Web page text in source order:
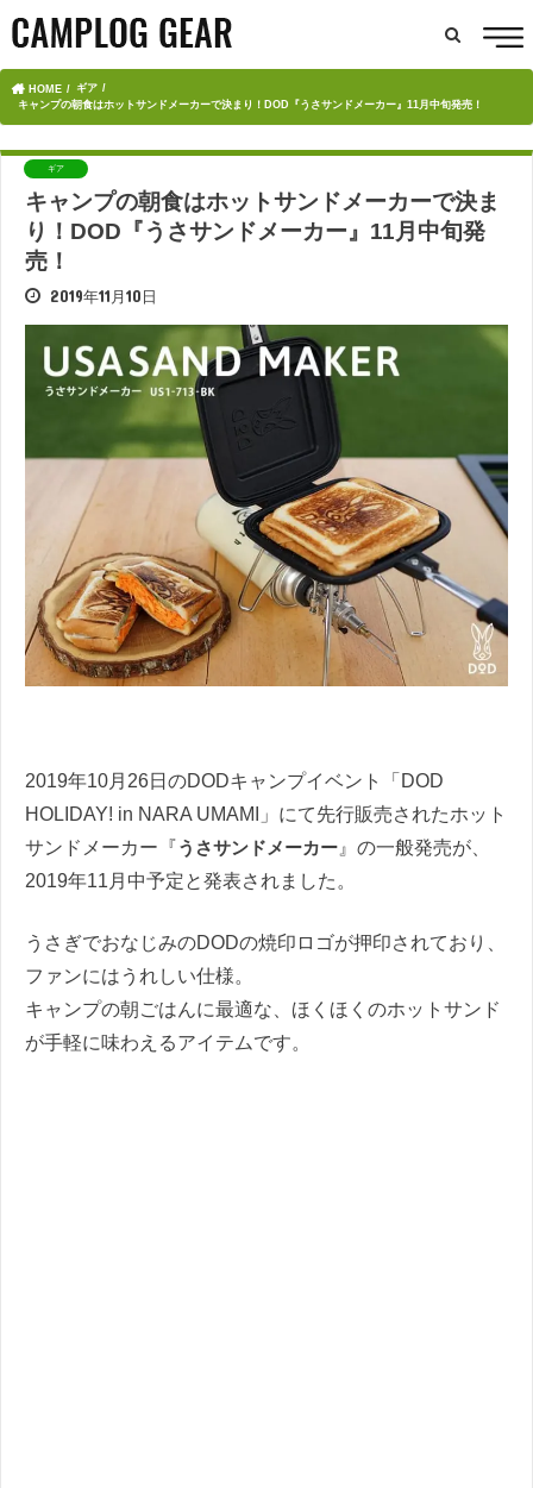
HOME
ギア
キャンプの朝食はホットサンドメーカーで決まり！DOD『うさサンドメーカー』11月中旬発売！
ギア
キャンプの朝食はホットサンドメーカーで決ま
り！DOD『うさサンドメーカー』11月中旬発
売！
2019年11月10日
2019年10月26日のDODキャンプイベント「DOD
HOLIDAY! in NARA UMAMI」にて先行販売されたホット
サンドメーカー『うさサンドメーカー 』の一般発売が、
2019年11月中予定と発表されました。
うさぎでおなじみのDODの焼印ロゴが押印されており、
ファンにはうれしい仕様。
キャンプの朝ごはんに最適な、ほくほくのホットサンド
が手軽に味わえるアイテムです。